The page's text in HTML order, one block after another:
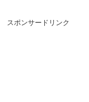
スポンサードリンク